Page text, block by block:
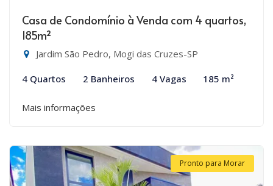
Casa de Condomínio à Venda com 4 quartos,
185m²
Jardim São Pedro, Mogi das Cruzes-SP
4 Quartos 2 Banheiros 4 Vagas 185 m²
Mais informações
Pronto para Morar